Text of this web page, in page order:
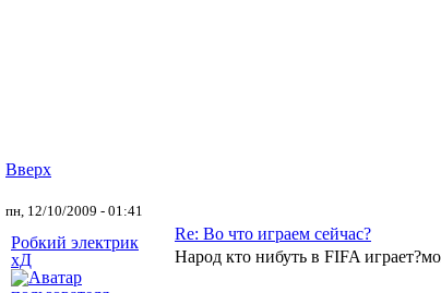
Вверх
пн, 12/10/2009 - 01:41
Робкий электрик
хД
Re: Во что играем сейчас?
Народ кто нибуть в FIFA